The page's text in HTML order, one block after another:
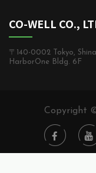
CO-WELL CO.,
〒140-0002 Tokyo,
HarborOne Bldg. 6F
Copyright